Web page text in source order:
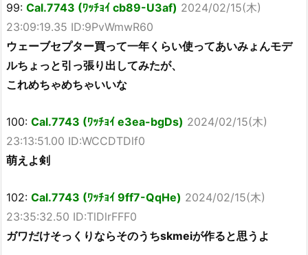
99: Cal.7743 (ﾜｯﾁｮｲ cb89-U3af) 2024/02/15(木)
23:09:19.35 ID:9PvWmwR60
ウェーブセプター買って一年くらい使ってあいみょんモデ
ルちょっと引っ張り出してみたが、
これめちゃめちゃいいな
100: Cal.7743 (ﾜｯﾁｮｲ e3ea-bgDs) 2024/02/15(木)
23:13:51.00 ID:WCCDTDlf0
萌えよ剣
102: Cal.7743 (ﾜｯﾁｮｲ 9ff7-QqHe) 2024/02/15(木)
23:35:32.50 ID:TlDlrFFF0
ガワだけそっくりならそのうちskmeiが作ると思うよ